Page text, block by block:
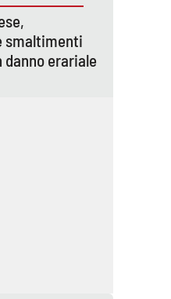
smaltimenti
erariale